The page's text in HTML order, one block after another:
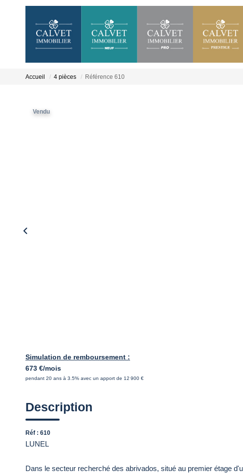
Accueil 4 pièces Référence 610
Vendu
Simulation de remboursement :
673 €/mois
pendant 20 ans à 3.5% avec un apport de 12 900 €
Description
Réf : 610
LUNEL
Dans le secteur recherché des abrivados, situé au premier étage